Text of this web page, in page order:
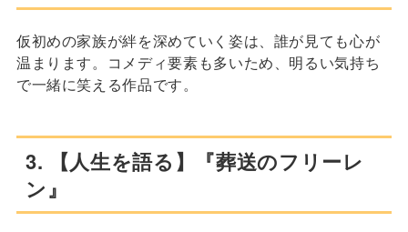
仮初めの家族が絆を深めていく姿は、誰が見ても心が
温まります。コメディ要素も多いため、明るい気持ち
で一緒に笑える作品です。
3. 【人生を語る】『葬送のフリーレ
ン』